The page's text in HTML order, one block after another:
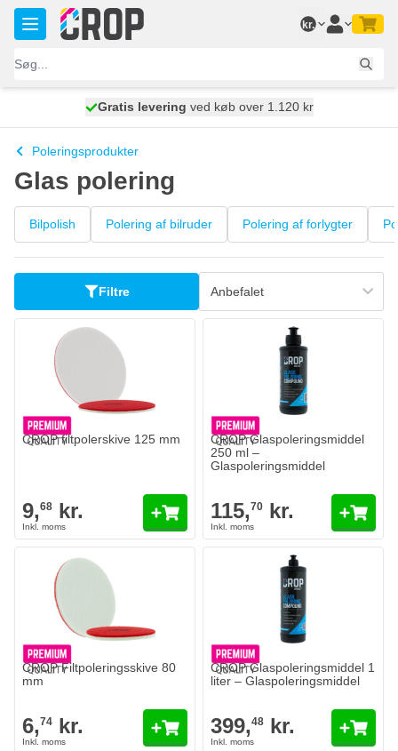
Skip to Content
kr.
vi sender i dag
Gratis levering ved køb over 1.120 kr
100 dage
Poleringsprodukter
Glas polering
Bilpolish Polering af bilruder Polering af forlygter
Filtre
CROP filtpolerskive 125 mm
9,68 kr.
CROP Glaspoleringsmiddel
250 ml –
Glaspoleringsmiddel
115,70 kr.
CROP Filtpoleringsskive 80
mm
6,74 kr.
CROP Glaspoleringsmiddel 1
liter – Glaspoleringsmiddel
399,48 kr.